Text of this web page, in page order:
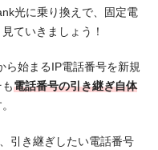
光に乗り換えで、固定電
ていきましょう！
ら始まるIP電話番号を新規
電話番号の引き継ぎ自体
引き継ぎしたい電話番号